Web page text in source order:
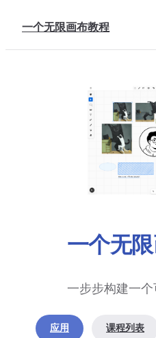
一个无限画布教程
一个无
一步步构建一
应用 课程列表